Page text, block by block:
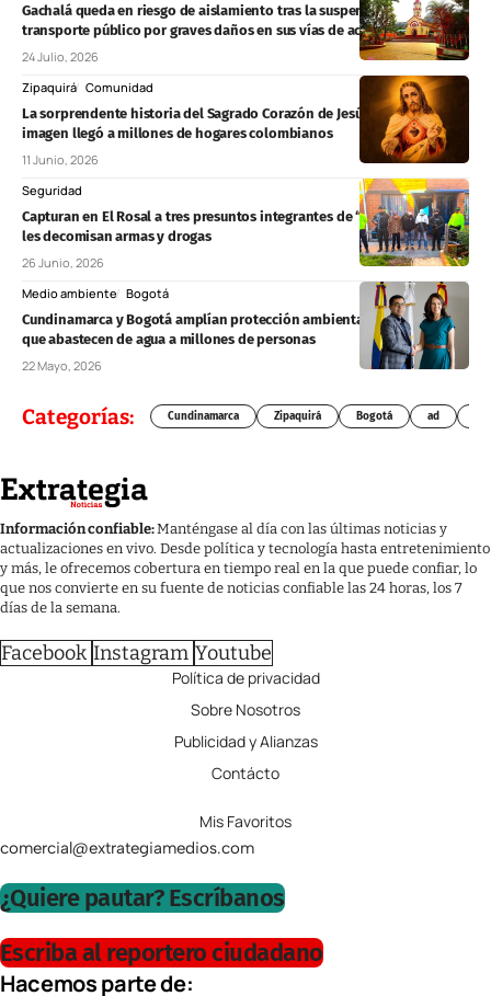
Gachalá queda en riesgo de aislamiento tras la suspensión del
transporte público por graves daños en sus vías de acceso
24 Julio, 2026
Zipaquirá Comunidad
La sorprendente historia del Sagrado Corazón de Jesús: cómo una
imagen llegó a millones de hogares colombianos
11 Junio, 2026
Seguridad
Capturan en El Rosal a tres presuntos integrantes de “Los Costeños” y
les decomisan armas y drogas
26 Junio, 2026
Medio ambiente Bogotá
Cundinamarca y Bogotá amplían protección ambiental sobre zonas
que abastecen de agua a millones de personas
22 Mayo, 2026
Categorías: Cundinamarca Zipaquirá Bogotá ad
Información confiable:Manténgase al día con las últimas noticias y
actualizaciones en vivo. Desde política y tecnología hasta entretenimiento
y más, le ofrecemos cobertura en tiempo real en la que puede confiar, lo
que nos convierte en su fuente de noticias confiable las 24 horas, los 7
días de la semana.
Facebook Instagram Youtube
Política de privacidad
Sobre Nosotros
Publicidad y Alianzas
Contácto
Mis Favoritos
comercial@extrategiamedios.com
¿Quiere pautar? Escríbanos
Escriba al reportero ciudadano
Hacemos parte de: